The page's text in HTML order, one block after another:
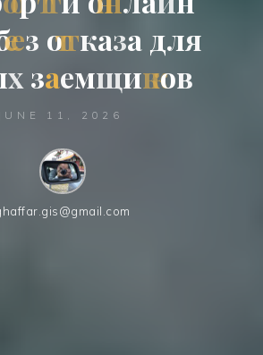
ез отказа для
х заемщиков
JUNE 11, 2026